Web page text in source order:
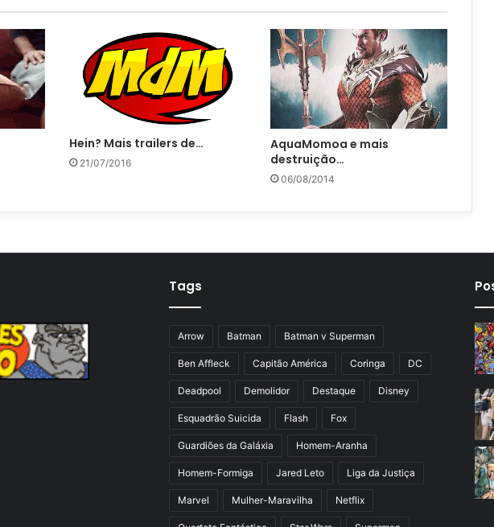
Hein? Mais trailers de…
21/07/2016
AquaMomoa e mais
destruição…
06/08/2014
Tags
Arrow Batman Batman v Superman
Ben Affleck Capitão América Coringa DC
Deadpool Demolidor Destaque Disney
Esquadrão Suicida Flash Fox
Guardiões da Galáxia Homem-Aranha
Homem-Formiga Jared Leto Liga da Justiça
Marvel Mulher-Maravilha Netflix